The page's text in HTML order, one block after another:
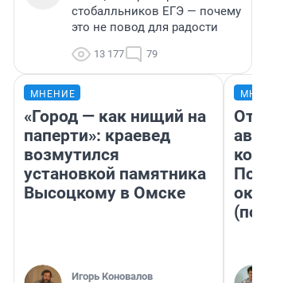
стобалльников ЕГЭ — почему
это не повод для радости
13 177 79
МНЕНИЕ
«Город — как нищий на
паперти»: краевед
возмутился
установкой памятника
Высоцкому в Омске
Игорь Коновалов
От